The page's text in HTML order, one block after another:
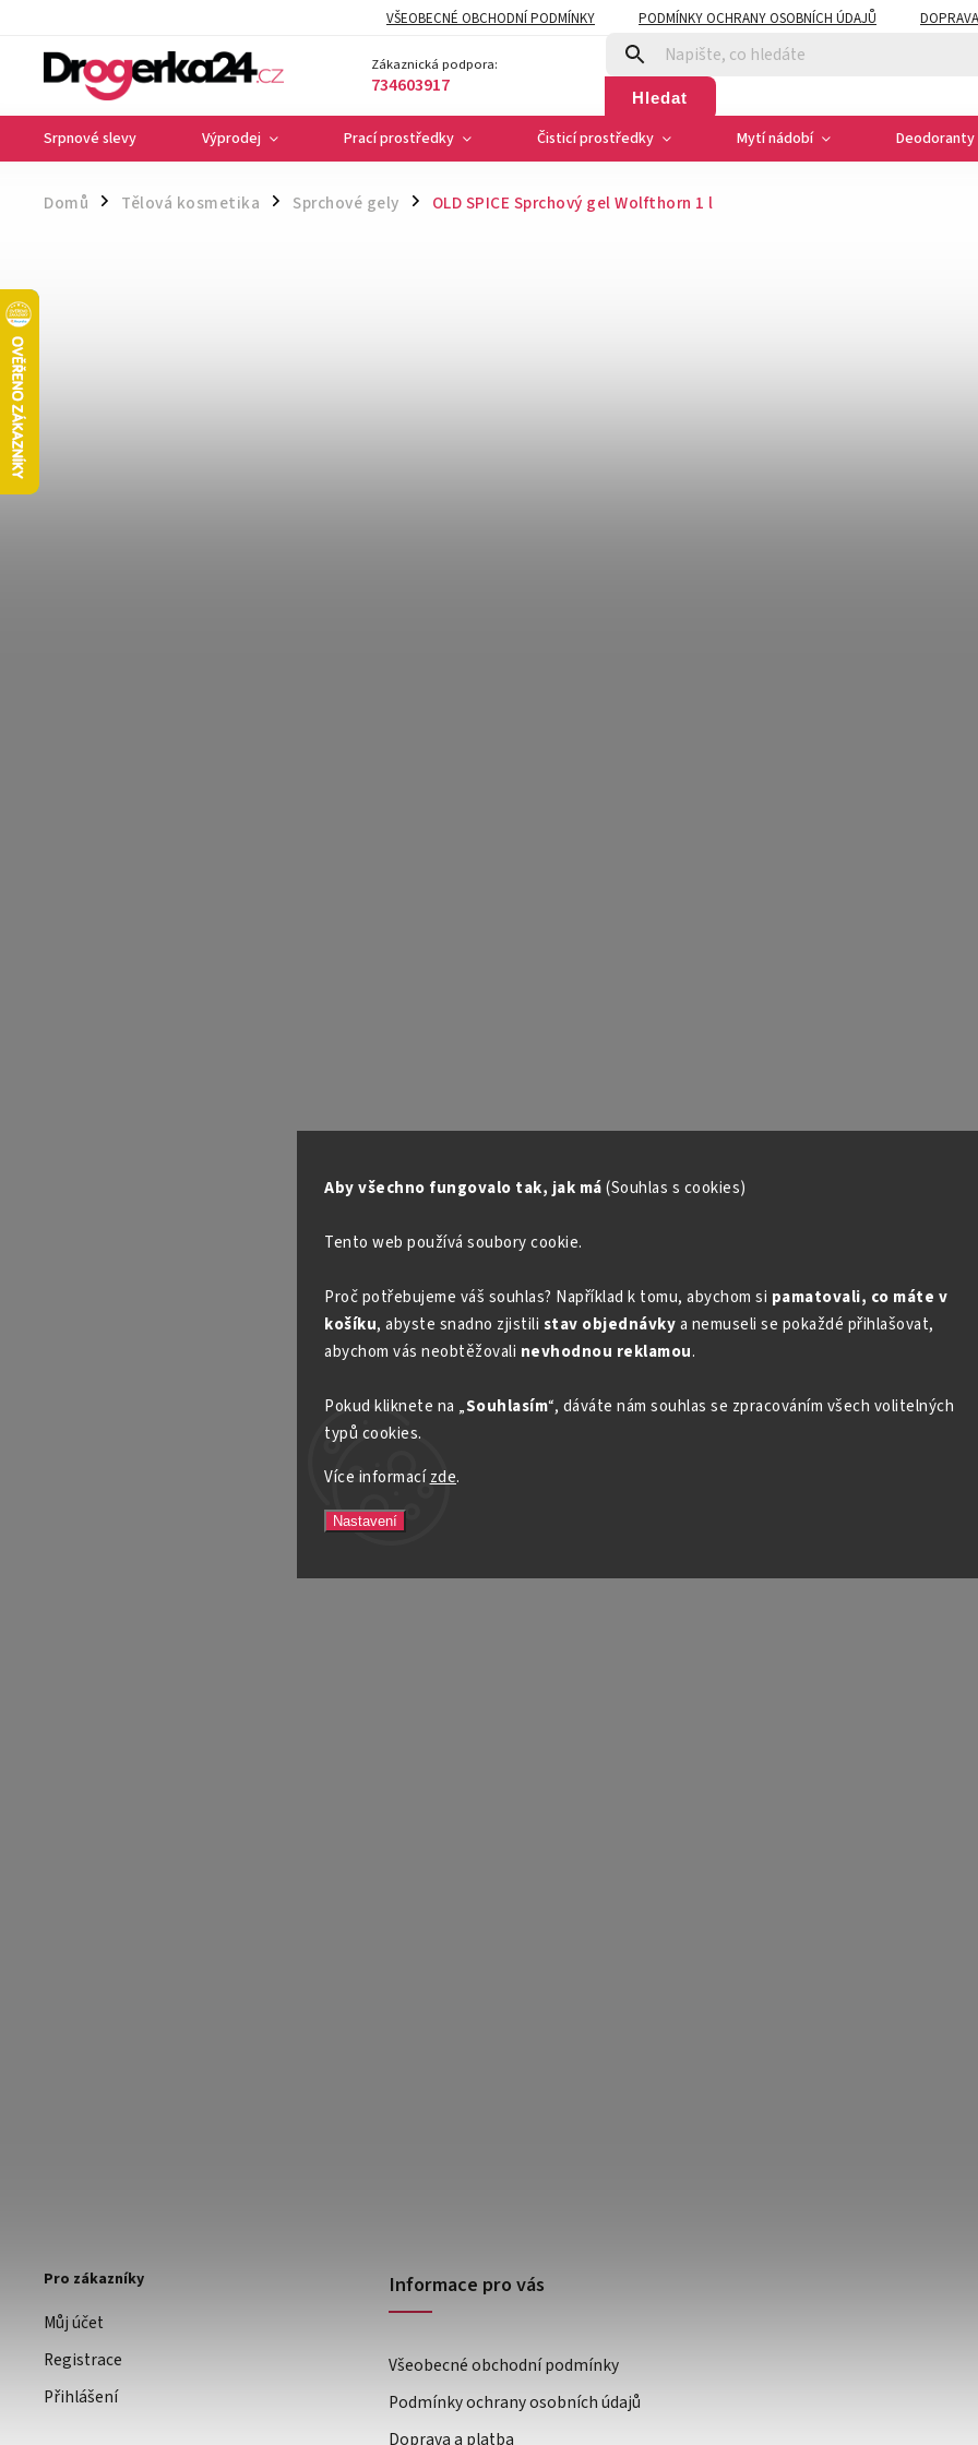
Aby všechno fungovalo tak, jak má(Souhlas s cookies)
Tento web používá soubory cookie.
Proč potřebujeme váš souhlas? Například k tomu, abychom si pamatovali, co máte v
košíku, abyste snadno zjistili stav objednávkya nemuseli se pokaždé přihlašovat,
abychom vás neobtěžovali nevhodnou reklamou.
Pokud kliknete na „Souhlasím“, dáváte nám souhlas se zpracováním všech volitelných
typů cookies.
Více informacízde.
Nastavení
VŠEOBECNÉ OBCHODNÍ PODMÍNKY PODMÍNKY OCHRANY OSOBNÍCH ÚDAJŮ
Zákaznická podpora:
734603917 Hledat
Srpnové slevy Výprodej Prací prostředky Čisticí prostředky Mytí nádobí
Domů / Tělová kosmetika / Sprchové gely / OLD SPICE Sprchový gel Wolfthorn 1 l
Pro zákazníky
Můj účet
Registrace
Přihlášení
Informace pro vás
Všeobecné obchodní podmínky
Podmínky ochrany osobních údajů
Doprava a platba